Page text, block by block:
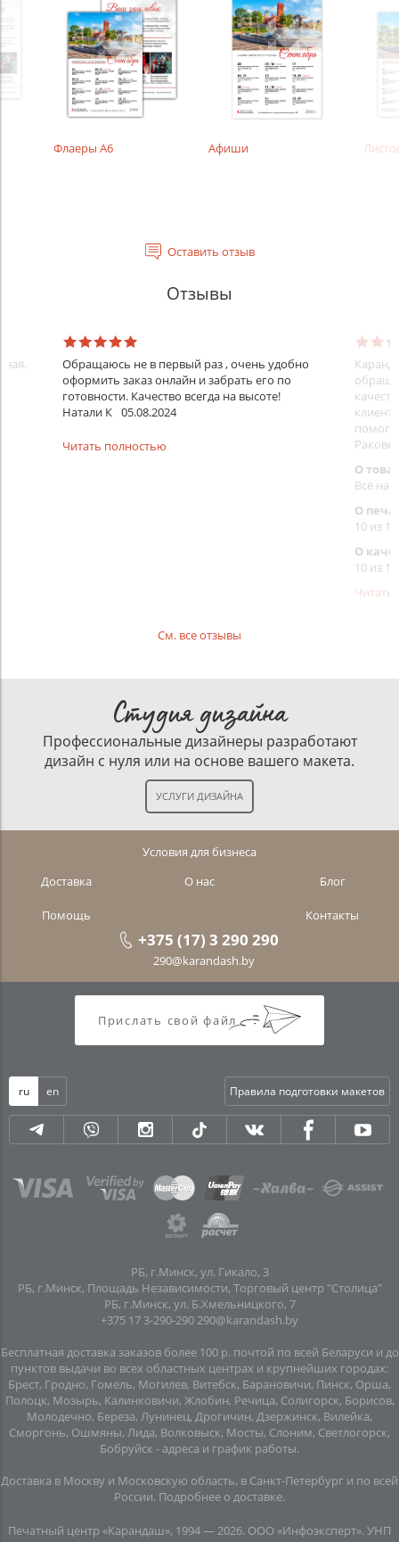
Флаеры А6 Афиши
Оставить отзыв
Отзывы
Обращаюсь не в первый раз , очень удобно
оформить заказ онлайн и забрать его по
готовности. Качество всегда на высоте!
Натали К 05.08.2024
Читать полностью
О
Всё на
О
10 из 10
О
10 из 10
Читать
См. все отзывы
Студия дизайна
Профессиональные дизайнеры разработают
дизайн с нуля или на основе вашего макета.
Условия для бизнеса
Доставка
О нас Блог
Помощь Контакты
+375 (17) 3 290 290
290@karandash.by
Прислать свой файл
ru en Правила подготовки макетов
РБ, г.Минск, ул. Гикало, 3
РБ, г.Минск, Площадь Независимости, Торговый центр "Столица"
РБ, г.Минск, ул. Б.Хмельницкого, 7
+375 17 3-290-290 290@karandash.by
Бесплатная доставка заказов более 100 р. почтой по всей Беларуси и до
пунктов выдачи во всех областных центрах и крупнейших городах:
Брест, Гродно, Гомель, Могилев, Витебск, Барановичи, Пинск, Орша,
Полоцк, Мозырь, Калинковичи, Жлобин, Речица, Солигорск, Борисов,
Молодечно, Береза, Лунинец, Дрогичин, Дзержинск, Вилейка,
Сморгонь, Ошмяны, Лида, Волковыск, Мосты, Слоним, Светлогорск,
Бобруйск - адреса и график работы.
Доставка в Москву и Московскую область, в Санкт-Петербург и по всей
Росcии. Подробнее о доставке.
Печатный центр «Карандаш», 1994 — 2026. ООО «Инфоэксперт». УНП